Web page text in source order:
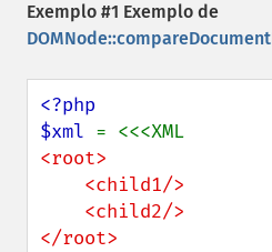
Exemplo #1 Exemplo de
<?php
$xml
<root>